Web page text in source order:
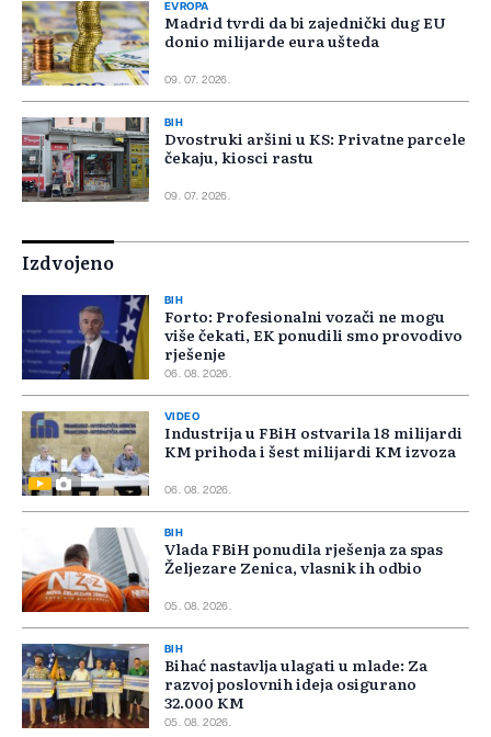
EVROPA
Madrid tvrdi da bi zajednički dug EU
donio milijarde eura ušteda
09. 07. 2026.
BIH
Dvostruki aršini u KS: Privatne parcele
čekaju, kiosci rastu
09. 07. 2026.
Izdvojeno
BIH
Forto: Profesionalni vozači ne mogu
više čekati, EK ponudili smo provodivo
rješenje
06. 08. 2026.
VIDEO
Industrija u FBiH ostvarila 18 milijardi
KM prihoda i šest milijardi KM izvoza
06. 08. 2026.
BIH
Vlada FBiH ponudila rješenja za spas
Željezare Zenica, vlasnik ih odbio
05. 08. 2026.
BIH
Bihać nastavlja ulagati u mlade: Za
razvoj poslovnih ideja osigurano
32.000 KM
05. 08. 2026.